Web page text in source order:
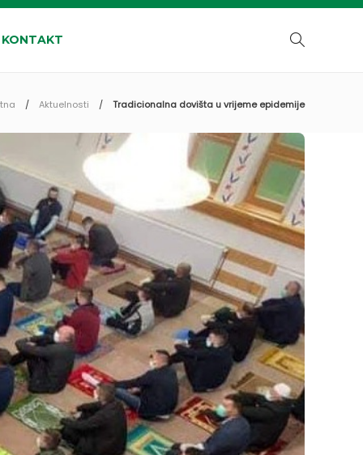
KONTAKT
Aktuelnosti Tradicionalna dovišta u vrijeme epidemije